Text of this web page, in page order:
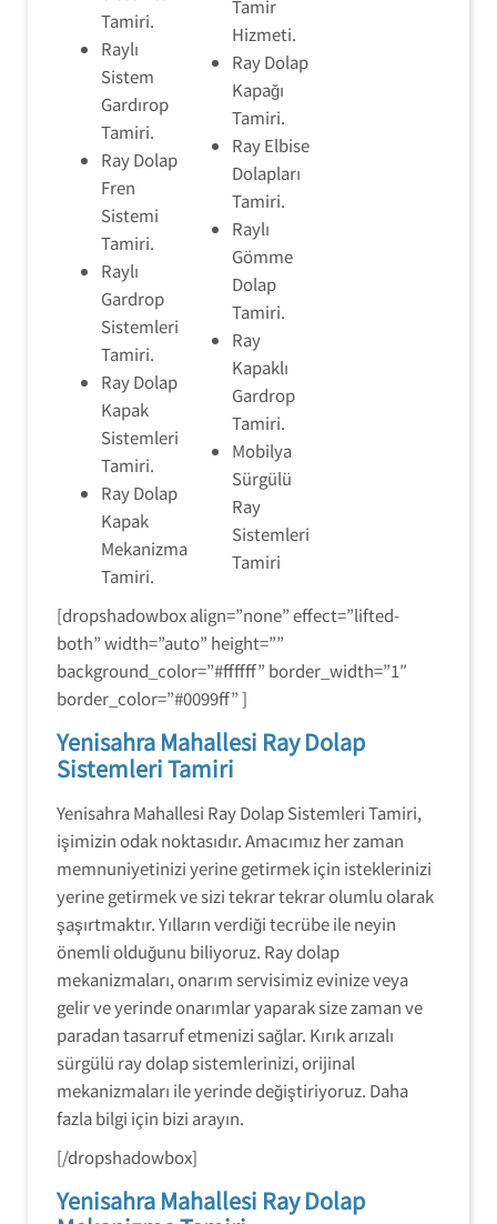
Tamiri.
Raylı
Sistem
Gardırop
Tamiri.
Ray Dolap
Fren
Sistemi
Tamiri.
Raylı
Gardrop
Sistemleri
Tamiri.
Ray Dolap
Kapak
Sistemleri
Tamiri.
Ray Dolap
Kapak
Mekanizma
Tamiri.
Tamir
Hizmeti.
Ray Dolap
Kapağı
Tamiri.
Ray Elbise
Dolapları
Tamiri.
Raylı
Gömme
Dolap
Tamiri.
Ray
Kapaklı
Gardrop
Tamiri.
Mobilya
Sürgülü
Ray
Sistemleri
Tamiri
[dropshadowbox align=”none” effect=”lifted-
both” width=”auto” height=””
background_color=”#ffffff” border_width=”1″
border_color=”#0099ff” ]
Yenisahra Mahallesi Ray Dolap
Sistemleri Tamiri
Yenisahra Mahallesi Ray Dolap Sistemleri Tamiri,
işimizin odak noktasıdır. Amacımız her zaman
memnuniyetinizi yerine getirmek için isteklerinizi
yerine getirmek ve sizi tekrar tekrar olumlu olarak
şaşırtmaktır. Yılların verdiği tecrübe ile neyin
önemli olduğunu biliyoruz. Ray dolap
mekanizmaları, onarım servisimiz evinize veya
gelir ve yerinde onarımlar yaparak size zaman ve
paradan tasarruf etmenizi sağlar. Kırık arızalı
sürgülü ray dolap sistemlerinizi, orijinal
mekanizmaları ile yerinde değiştiriyoruz. Daha
fazla bilgi için bizi arayın.
[/dropshadowbox]
Yenisahra Mahallesi Ray Dolap